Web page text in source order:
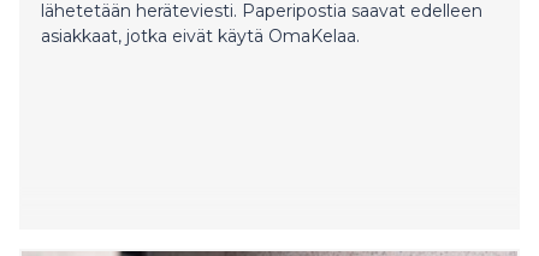
lähetetään heräteviesti. Paperipostia saavat edelleen
asiakkaat, jotka eivät käytä OmaKelaa.